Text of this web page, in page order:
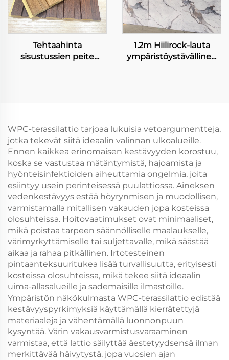
Tehtaahinta
sisustussien peite
1.2m Hiilirock-lauta
ympäristöystävällinen
WPC-terassilattio tarjoaa lukuisia vetoargumentteja,
jotka tekevät siitä ideaalin valinnan ulkoalueille.
Ennen kaikkea erinomaisen kestävyyden korostuu,
koska se vastustaa mätäntymistä, hajoamista ja
hyönteisinfektioiden aiheuttamia ongelmia, joita
esiintyy usein perinteisessä puulattiossa. Aineksen
vedenkestävyys estää höyrynmisen ja muodollisen,
varmistamalla mitallisen vakauden jopa kosteissa
olosuhteissa. Hoitovaatimukset ovat minimaaliset,
mikä poistaa tarpeen säännölliselle maalaukselle,
värimyrkyttämiselle tai suljettavalle, mikä säästää
aikaa ja rahaa pitkällinen. Irtotesteinen
pintaanteksuuritukea lisää turvallisuutta, erityisesti
kosteissa olosuhteissa, mikä tekee siitä ideaalin
uima-allasalueille ja sademaisille ilmastoille.
Ympäristön näkökulmasta WPC-terassilattio edistää
kestävyyspyrkimyksiä käyttämällä kierrätettyjä
materiaaleja ja vähentämällä luonnonpuun
kysyntää. Värin vakausvarmistusvaraaminen
varmistaa, että lattio säilyttää äestetyydsensä ilman
merkittävää häivytystä, jopa vuosien ajan